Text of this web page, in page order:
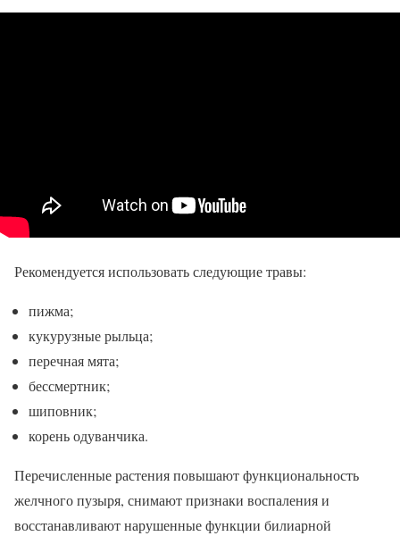
Рекомендуется использовать следующие травы:
пижма;
кукурузные рыльца;
перечная мята;
бессмертник;
шиповник;
корень одуванчика.
Перечисленные растения повышают функциональность
желчного пузыря, снимают признаки воспаления и
восстанавливают нарушенные функции билиарной